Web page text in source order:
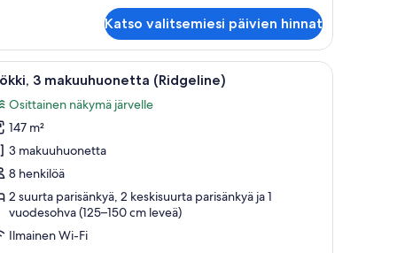
Katso valitsemiesi päivien hinnat
televisio, kahvinkeitin ja näkymä vuorille.Tunnelmallinen hirsihökkelö, jossa on
8 3 makuuhuonetta (Ridgeline)
Osittainen näkymä järvelle
147 m²
3 makuuhuonetta
8 henkilöä
2 suurta parisänkyä, 2 keskisuurta parisänkyä ja 1
vuodesohva (125–150 cm leveä)
Ilmainen Wi-Fi